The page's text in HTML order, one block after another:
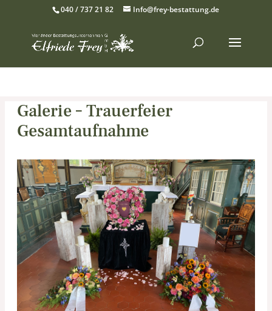
040 / 737 21 82 Info@frey-bestattung.de
Galerie – Trauerfeier
Gesamtaufnahme